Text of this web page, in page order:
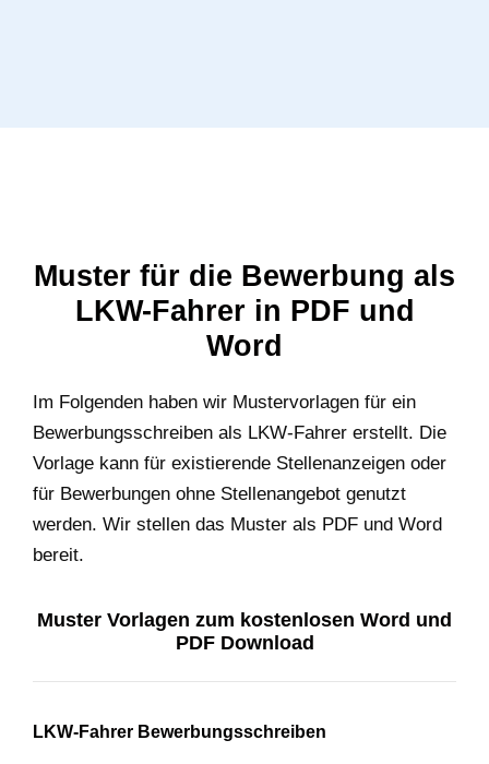
Muster für die Bewerbung als
LKW-Fahrer in PDF und
Word
Im Folgenden haben wir Mustervorlagen für ein
Bewerbungsschreiben als LKW-Fahrer erstellt. Die
Vorlage kann für existierende Stellenanzeigen oder
für Bewerbungen ohne Stellenangebot genutzt
werden. Wir stellen das Muster als PDF und Word
bereit.
Muster Vorlagen zum kostenlosen Word und
PDF Download
LKW-Fahrer Bewerbungsschreiben